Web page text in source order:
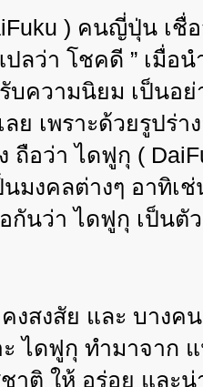
) คนญี่ปุ่น เชื่
ลว่า โชคดี ” เมื่อ
บความนิยม เป็นอ
ลย เพราะด้วยรูปร่
ถือว่า ไดฟูกุ (
นมงคลต่างๆ อาทิเ
อกันว่า ไดฟูกุ เป็น
งสงสัย และ บางค
ะ ไดฟูกุ ทำมาจาก
ชาติ ให้ อร่อย แล